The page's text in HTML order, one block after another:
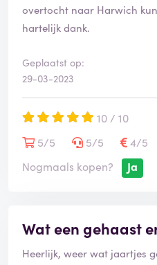
overtocht naar Harwich
hartelijk dank.
Geplaatst op:
29-03-2023
10 / 10
5/5
5/5 4/5
Nogmaals kopen?
Ja
Wat een gehaast
Heerlijk, weer wat jaartjes